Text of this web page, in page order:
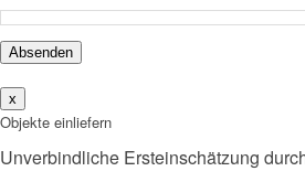
Absenden
x
Objekte einliefern
Unverbindliche Ersteinschätzung